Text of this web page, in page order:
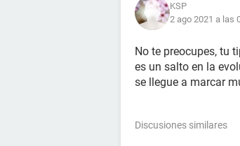
KSP
2 ago 2021 a las
No te preocupes, tu
es un salto en la
se llegue a marcar
Discusiones similares